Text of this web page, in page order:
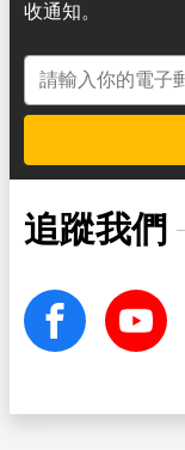
收通知。
電子郵件地址
追蹤我們
facebook Youtube